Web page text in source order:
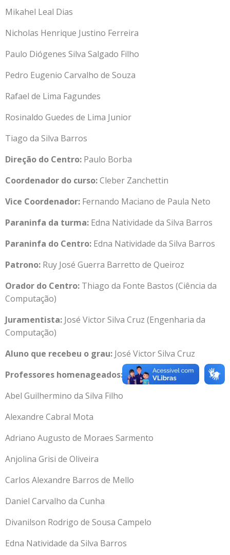
Mikahel Leal Dias
Nicholas Henrique Justino Ferreira
Paulo Diógenes Silva Salgado Filho
Pedro Eugenio Carvalho de Souza
Rafael de Lima Fagundes
Rosinaldo Guedes de Lima Junior
Tiago da Silva Barros
Direção do Centro: Paulo Borba
Coordenador do curso:Cleber Zanchettin
Vice Coordenador: Fernando Maciano de Paula Neto
Paraninfa da turma: Edna Natividade da Silva Barros
Paraninfa do Centro: Edna Natividade da Silva Barros
Patrono: Ruy José Guerra Barretto de Queiroz
Orador do Centro: Thiago da Fonte Bastos (Ciência da
Computação)
Juramentista: José Victor Silva Cruz (Engenharia da
Computação)
Aluno que recebeu o grau: José Victor Silva Cruz
Professores homenageados:
Abel Guilhermino da Silva Filho
Alexandre Cabral Mota
Adriano Augusto de Moraes Sarmento
Anjolina Grisi de Oliveira
Carlos Alexandre Barros de Mello
Daniel Carvalho da Cunha
Divanilson Rodrigo de Sousa Campelo
Edna Natividade da Silva Barros